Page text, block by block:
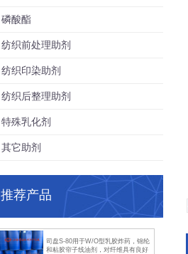
磷酸酯
纺织前处理助剂
纺织印染助剂
纺织后整理助剂
特殊乳化剂
其它助剂
推荐产品
司盘S-80用于W/O型乳胶炸药，锦纶
和粘胶帘子线油剂，对纤维具有良好